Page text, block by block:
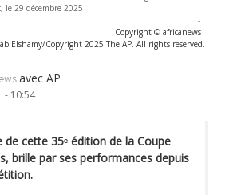
le 29 décembre 2025
-
Copyright © africanews
Elshamy/Copyright 2025 The AP. All rights reserved.
avec AP
- 10:54
cette 35ᵉ édition de la Coupe
brille par ses performances depuis